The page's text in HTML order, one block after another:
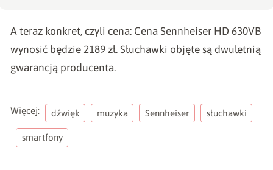
A teraz konkret, czyli cena: Cena Sennheiser HD 630VB
wynosić będzie 2189 zł. Słuchawki objęte są dwuletnią
gwarancją producenta.
Więcej: dźwięk muzyka Sennheiser słuchawki
smartfony